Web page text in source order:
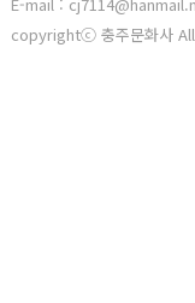
copyrightⓒ 충주문화사